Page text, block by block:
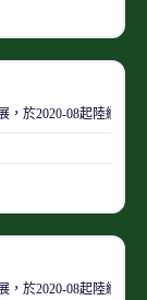
，於2020-08起陸續入
，於2020-08起陸續入